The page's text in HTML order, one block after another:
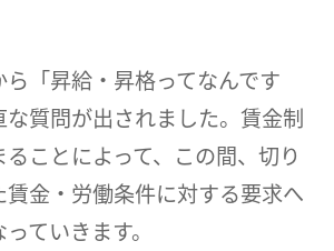
「昇給・昇格ってなんです
質問が出されました。賃金制
ことによって、この間、切り
金・労働条件に対する要求へ
ていきます。